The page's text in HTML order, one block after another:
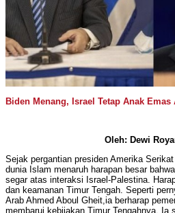
Biden Menang, Israel Tetap Anak
Oleh: Dewi
Sejak pergantian presiden Amerika
dunia Islam menaruh harapan besar
segar atas interaksi Israel-Palestina.
dan keamanan Timur Tengah. Seperti
Arab Ahmed Aboul Gheit,ia berharap
membarui kebijakan Timur Tengahnya. Ia